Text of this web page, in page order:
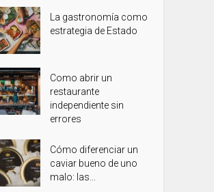
La gastronomía como
estrategia de Estado
Como abrir un
restaurante
independiente sin
errores
Cómo diferenciar un
caviar bueno de uno
malo: las...